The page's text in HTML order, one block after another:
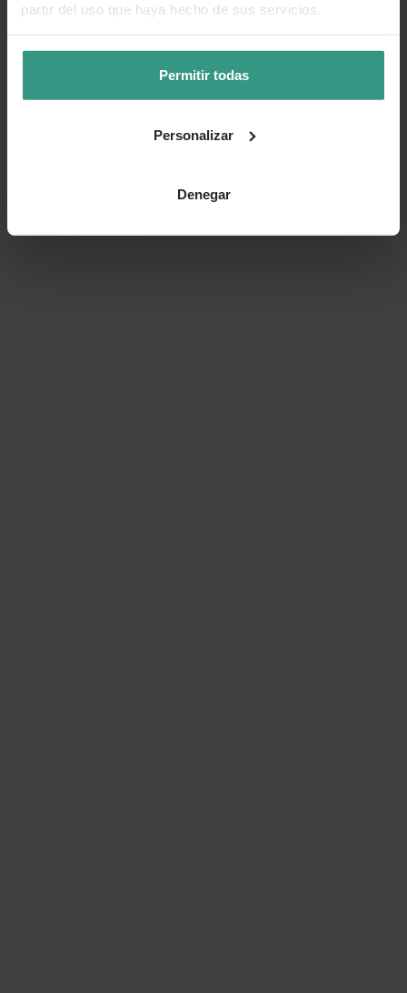
partir del uso que haya hecho de sus servicios.
Permitir todas
Personalizar
Denegar